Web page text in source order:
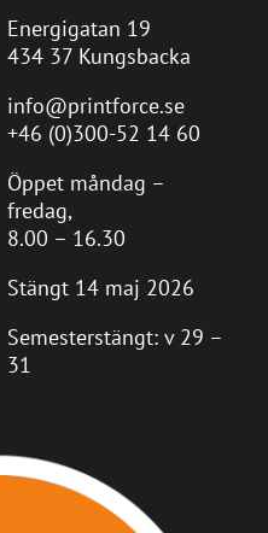
Energigatan 19
434 37 Kungsbacka
info@printforce.se
+46 (0)300-52 14 60
Öppet måndag –
fredag,
8.00 – 16.30
Stängt 14 maj 2026
Semesterstängt: v 29 –
31